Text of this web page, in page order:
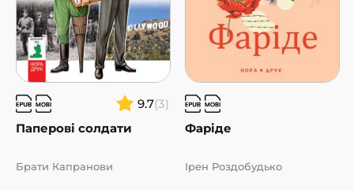
9.7(3)
Паперові солдати
Брати Капранови
Фаріде
Ірен Роздобудько